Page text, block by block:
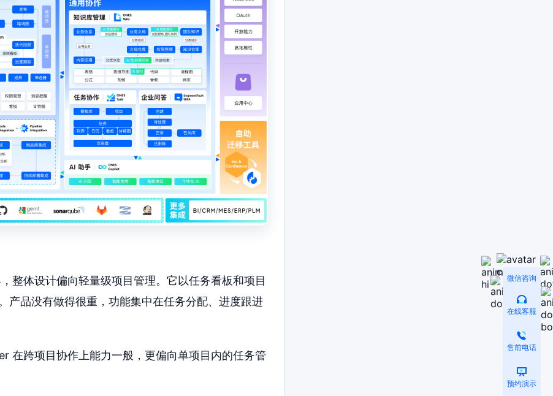
整体设计偏向轻量级项目管理。它以任务看板和项目
产品没有做得很重，功能集中在任务分配、进度跟进
在跨项目协作上能力一般，更偏向单项目内的任务管
微信咨询
在线客服
售前电话
预约演示